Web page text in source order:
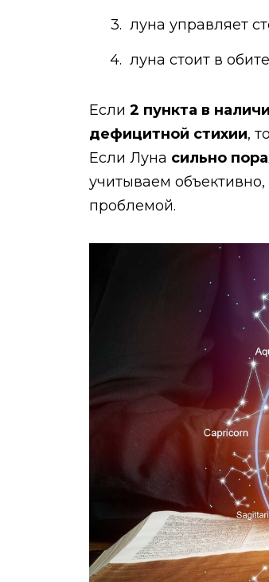
луна управляет
луна стоит в
Если 2 пункта в
дефицитной стихии,
Если Луна сильно
учитываем
проблемой.